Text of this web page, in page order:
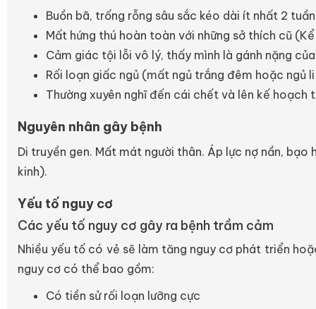
Buồn bã, trống rỗng sâu sắc kéo dài ít nhất 2
Mất hứng thú hoàn toàn với những sở thích cũ
Cảm giác tội lỗi vô lý, thấy mình là gánh nặng
Rối loạn giấc ngủ (mất ngủ trắng đêm hoặc ngủ
Thường xuyên nghĩ đến cái chết và lên kế hoạch
Nguyên nhân gây bệnh
Di truyền gen. Mất mát người thân. Áp lực nợ nần, bạo
kinh).
Yếu tố nguy cơ
Các yếu tố nguy cơ gây ra bệnh trầm cảm
Nhiều yếu tố có vẻ sẽ làm tăng nguy cơ phát triển
nguy cơ có thể bao gồm:
Có tiền sử rối loạn lưỡng cực